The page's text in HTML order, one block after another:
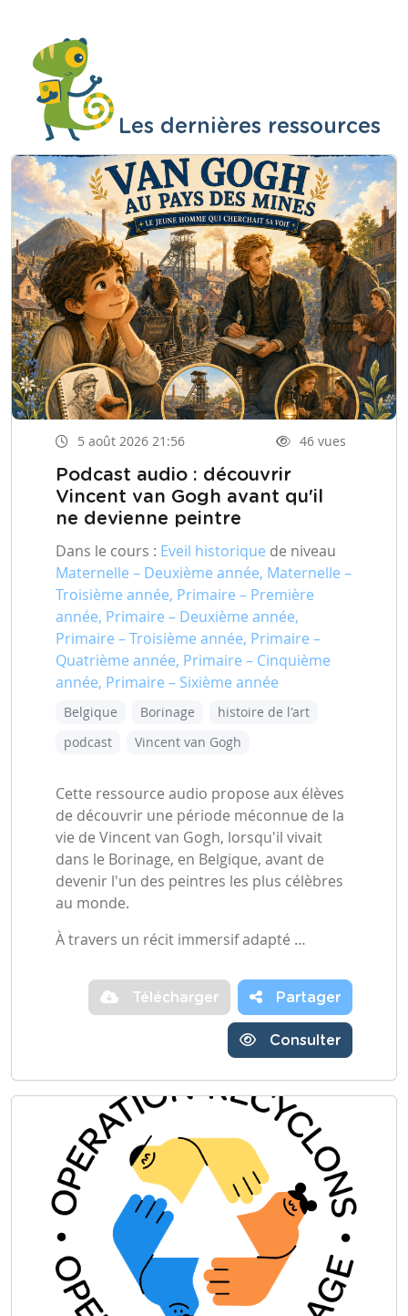
Les dernières ressources
5 août 2026 21:56 46 vues
Podcast audio : découvrir
Vincent van Gogh avant qu'il
ne devienne peintre
Dans le cours : Eveil historique de niveau
Maternelle – Deuxième année, Maternelle –
Troisième année, Primaire – Première
année, Primaire – Deuxième année,
Primaire – Troisième année, Primaire –
Quatrième année, Primaire – Cinquième
année, Primaire – Sixième année
Belgique Borinage
histoire de l'art
podcast
Vincent van Gogh
Cette ressource audio propose aux élèves
de découvrir une période méconnue de la
vie de Vincent van Gogh, lorsqu'il vivait
dans le Borinage, en Belgique, avant de
devenir l'un des peintres les plus célèbres
au monde.
À travers un récit immersif adapté …
Télécharger Partager
Consulter